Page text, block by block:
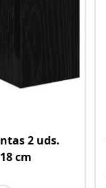
2 uds.
cm